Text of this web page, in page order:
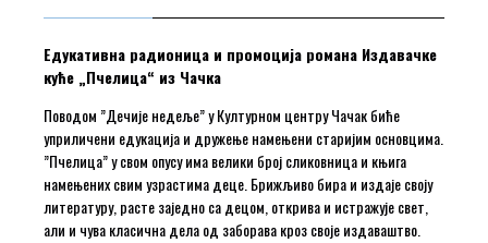
Едукативна радионица и промоција романа Издавачке
куће „Пчелица“ из Чачка
Поводом ”Дечије недеље” у Културном центру Чачак биће
уприличени едукација и дружење намењени старијим основцима.
”Пчелица” у свом опусу има велики број сликовница и књига
намењених свим узрастима деце. Брижљиво бира и издаје своју
литературу, расте заједно са децом, открива и истражује свет,
али и чува класична дела од заборава кроз своје издаваштво.